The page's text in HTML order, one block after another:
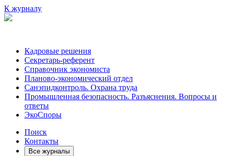
К журналу
Кадровые решения
Секретарь-референт
Справочник экономиста
Планово-экономический отдел
Санэпидконтроль. Охрана труда
Промышленная безопасность. Разъяснения. Вопросы и
ответы
ЭкоСпоры
Поиск
Контакты
Все журналы